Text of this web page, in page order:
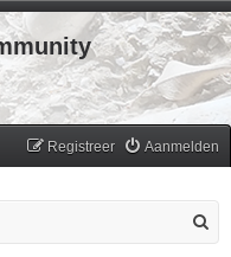
Aanmelden
Registreer